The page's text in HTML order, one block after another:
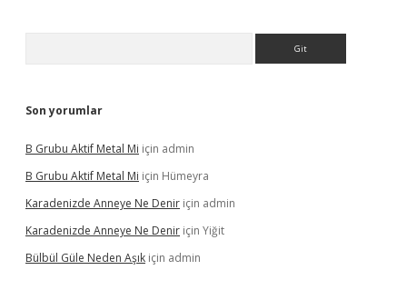
Son yorumlar
B Grubu Aktif Metal Mi için admin
B Grubu Aktif Metal Mi için Hümeyra
Karadenizde Anneye Ne Denir için admin
Karadenizde Anneye Ne Denir için Yiğit
Bülbül Güle Neden Aşık için admin